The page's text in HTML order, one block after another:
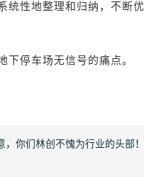
统性地整理和归纳，不断
停车场无信号的痛点。
，你们林创不愧为行业的头